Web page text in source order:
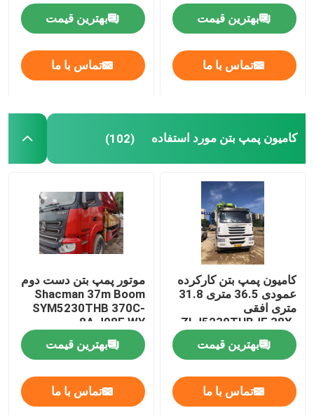
محصولات
دربارهی ما
کارخانه تور
کنترل کیفیت
بهترین قیمت
تماس با ما
بهترین قیمت
تماس با ما
کامیون پمپ بتن مورد استفاده (102)
کامیون پمپ بتن کارکرده
عمودی 36.5 متری 31.8
متری افقی
ZLJ5230THBJE 38X-
5RZ
بهترین قیمت
تماس با ما
موتور پمپ بتن دست دوم
Shacman 37m Boom
SYM5230THB 370C-
8A J08E WY
بهترین قیمت
تماس با ما